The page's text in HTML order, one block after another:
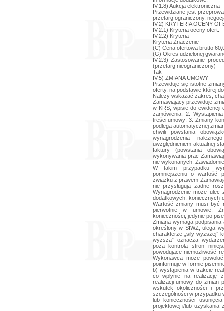
IV.1.8) Aukcja elektroniczna
Przewidziane jest
przetarg ograniczony,
IV.2) KRYTERIA OCENY
IV.2.1) Kryteria oceny ofert:
IV.2.2) Kryteria
Kryteria Znaczenie
(C) Cena ofertowa brutto
(G) Okres udzielonej
IV.2.3) Zastosowanie
(przetarg nieograniczony)
Tak
IV.5) ZMIANA UMOWY
Przewiduje się istotne
oferty, na podstawie której
Należy wskazać zakres,
Zamawiający przewiduje
w KRS, wpisie do ewidencji
zamówienia; 2.
treści umowy; 3. Zmiany
podlega automatycznej
chwili powstania
wynagrodzenia
uwzględnieniem aktualnej
faktury (powstania
wykonywania prac
nie wykonanych.
W takim przypadku
pomniejszeniu o wartość
związku z prawem
nie przysługują żadne
Wynagrodzenie może ulec
dodatkowych, koniecznych
Wartość zmiany musi być
pierwotnie w umowie.
konieczności, jedynie po
Zmiana wymaga
określony w SIWZ, ulega
charakterze „siły wyższej”
wyższa” oznacza
poza kontrolą stron
powodujące niemożliwość
Wykonawca może
poinformuje w formie
b) wystąpienia w trakcie
co wpłynie na realizację
realizacji umowy do zmian
wskutek okoliczności i
szczególności w przypadku
lub konieczności
projektowej i/lub uzyskania